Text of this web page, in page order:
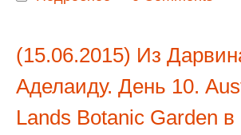
(15.06.2015) Из
Аделаиду. День 10.
Lands Botanic Garden в